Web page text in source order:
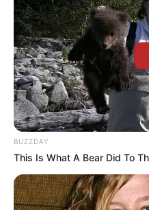
BUZZDAY
This Is What A Bear Did To